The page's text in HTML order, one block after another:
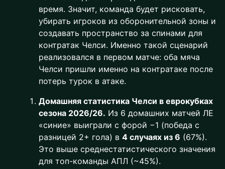
время. Значит, команда будет рисковать,
убирать игроков из оборонительной зоны и
создавать пространство за спинами для
контратак Челси. Именно такой сценарий
реализовался в первом матче: оба мяча
Челси пришли именно на контратаке после
потерь турок в атаке.
Домашняя статистика Челси в еврокубках
сезона 2026/26. Из 6 домашних матчей ЛЕ
«синие» выиграли с форой −1 (победа с
разницей 2+ гола) в 4 случаях из 6 (67%).
Это выше среднестатистического значения
для топ-команды АПЛ (~45%).